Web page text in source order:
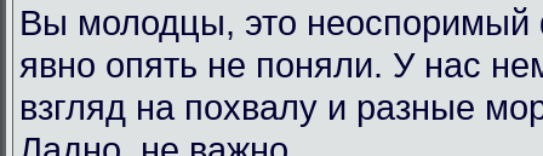
Вы молодцы, это
явно опять не поняли. У нас
взгляд на похвалу и разные